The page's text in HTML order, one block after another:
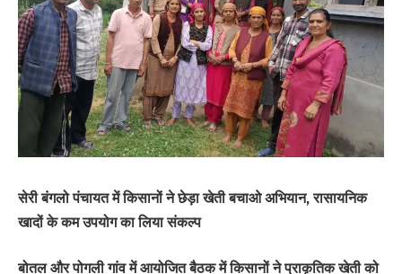
सेरी बंगलो पंचायत में किसानों ने छेड़ा खेती बचाओ अभियान, रासायनिक
खादों के कम उपयोग का लिया संकल्प
बोतल और पोगली गांव में आयोजित बैठक में किसानों ने प्राकृतिक खेती को